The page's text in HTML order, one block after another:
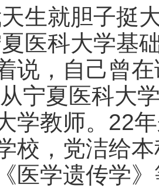
就胆子挺大
医科大学基
说，自己曾
宁夏医科大
学教师。22
，党洁给本
医学遗传学